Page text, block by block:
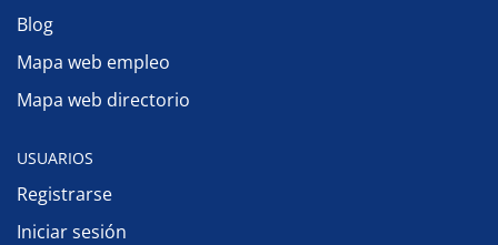
Blog
Mapa web empleo
Mapa web directorio
USUARIOS
Registrarse
Iniciar sesión